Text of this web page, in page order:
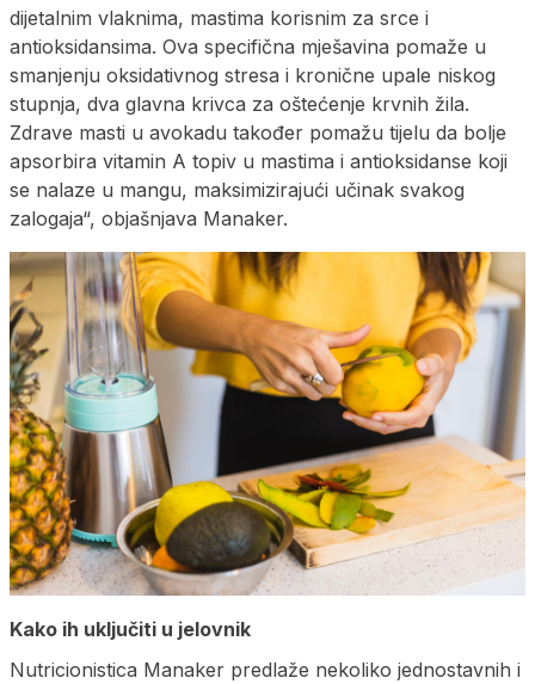
dijetalnim vlaknima, mastima korisnim za srce i
antioksidansima. Ova specifična mješavina pomaže u
smanjenju oksidativnog stresa i kronične upale niskog
stupnja, dva glavna krivca za oštećenje krvnih žila.
Zdrave masti u avokadu također pomažu tijelu da bolje
apsorbira vitamin A topiv u mastima i antioksidanse koji
se nalaze u mangu, maksimizirajući učinak svakog
zalogaja“, objašnjava Manaker.
Kako ih uključiti u jelovnik
Nutricionistica Manaker predlaže nekoliko jednostavnih i